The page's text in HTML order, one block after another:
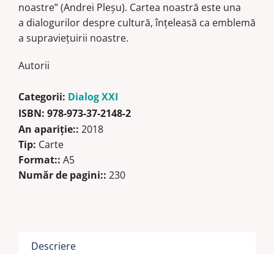
noastre” (Andrei Pleșu). Cartea noastră este una
a dialogurilor despre cultură, înțeleasă ca emblemă
a supraviețuirii noastre.
Autorii
Categorii: Dialog XXI
ISBN: 978-973-37-2148-2
An apariţie:: 2018
Tip: Carte
Format:: A5
Număr de pagini:: 230
Descriere